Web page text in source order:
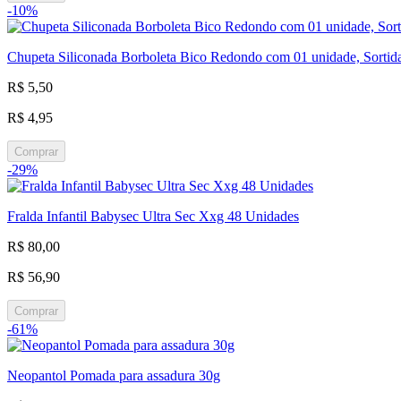
-10%
Chupeta Siliconada Borboleta Bico Redondo com 01 unidade,
R$ 5,50
R$ 4,95
Comprar
-29%
Fralda Infantil Babysec Ultra Sec Xxg 48 Unidades
R$ 80,00
R$ 56,90
Comprar
-61%
Neopantol Pomada para assadura 30g